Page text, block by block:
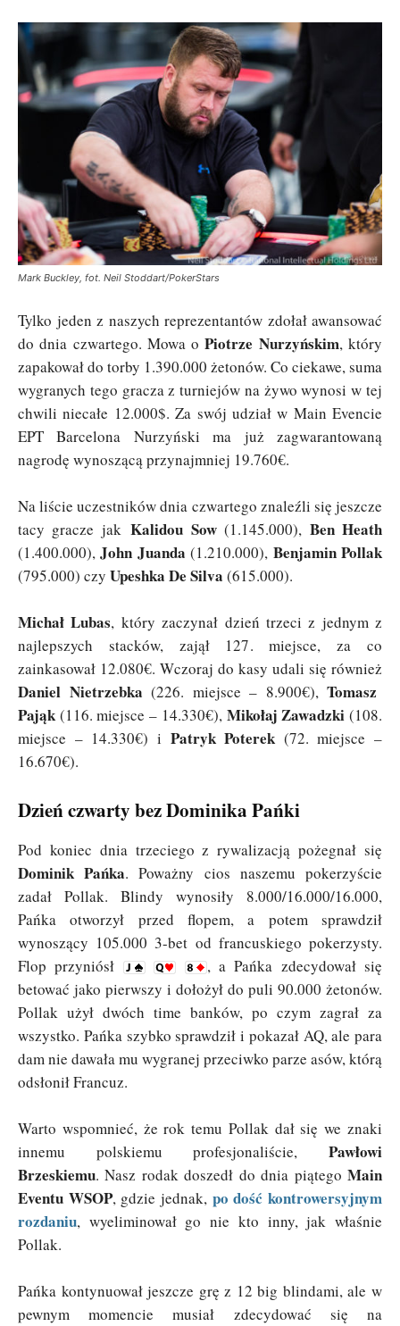
Mark Buckley, fot. Neil Stoddart/PokerStars
Tylko jeden z naszych reprezentantów zdołał awansować
do dnia czwartego. Mowa oPiotrze Nurzyńskim, który
zapakował do torby 1.390.000 żetonów. Co ciekawe, suma
wygranych tego gracza z turniejów na żywo wynosi w tej
chwili niecałe 12.000$. Za swój udział w Main Evencie
EPT Barcelona Nurzyński ma już zagwarantowaną
nagrodę wynoszącą przynajmniej 19.760€.
Na liście uczestników dnia czwartego znaleźli się jeszcze
tacy gracze jakKalidou Sow(1.145.000), Ben Heath
(1.400.000),John Juanda (1.210.000), Benjamin Pollak
(795.000) czy Upeshka De Silva (615.000).
Michał Lubas, który zaczynał dzień trzeci z jednym z
najlepszych stacków, zajął 127. miejsce, za co
zainkasował 12.080€. Wczoraj do kasy udali się również
Daniel Nietrzebka (226. miejsce – 8.900€),Tomasz
Pająk (116. miejsce – 14.330€), Mikołaj Zawadzki (108.
miejsce – 14.330€) i Patryk Poterek (72. miejsce –
16.670€).
Dzień czwarty bez Dominika Pańki
Pod koniec dnia trzeciego z rywalizacją pożegnał się
Dominik Pańka. Poważny cios naszemu pokerzyście
zadał Pollak. Blindy wynosiły 8.000/16.000/16.000,
Pańka otworzył przed flopem, a potem sprawdził
wynoszący 105.000 3-bet od francuskiego pokerzysty.
Flop przyniósł
, a Pańka zdecydował się
betować jako pierwszy i dołożył do puli 90.000 żetonów.
Pollak użył dwóch time banków, po czym zagrał za
wszystko. Pańka szybko sprawdził i pokazał AQ, ale para
dam nie dawała mu wygranej przeciwko parze asów, którą
odsłonił Francuz.
Warto wspomnieć, że rok temu Pollak dał się we znaki
innemu polskiemu profesjonaliście, Pawłowi
Brzeskiemu. Nasz rodak doszedł do dnia piątego Main
Eventu WSOP, gdzie jednak, po dość kontrowersyjnym
rozdaniu, wyeliminował go nie kto inny, jak właśnie
Pollak.
Pańka kontynuował jeszcze grę z 12 big blindami, ale w
pewnym momencie musiał zdecydować się na